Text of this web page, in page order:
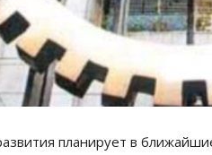
планирует в